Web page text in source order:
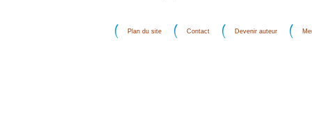
Plan du site Contact Devenir auteur